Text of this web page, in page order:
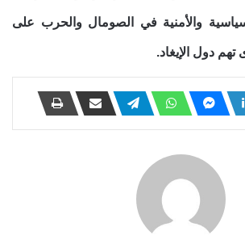
والأمنية في الصومال والحرب على
تهم دول الإيغاد.